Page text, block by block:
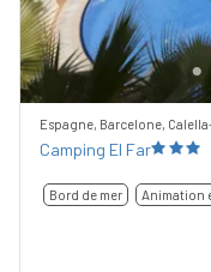
Espagne, Barcelone,
Camping El Far
Bord de mer Animation